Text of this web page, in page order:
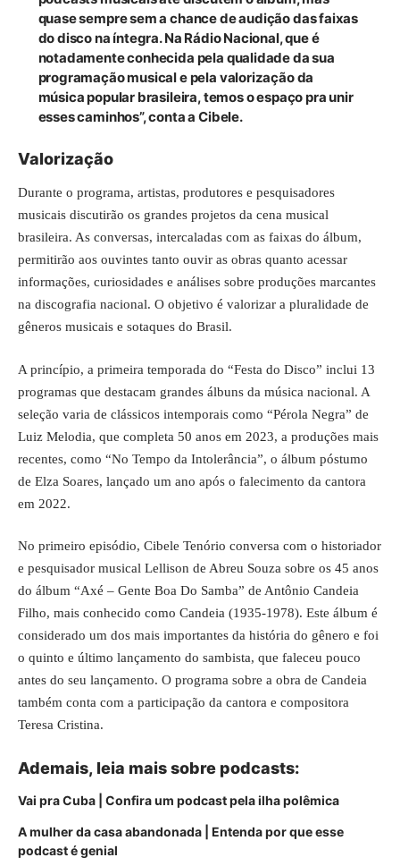
quase sempre sem a chance de audição das faixas
do disco na íntegra. Na Rádio Nacional, que é
notadamente conhecida pela qualidade da sua
programação musical e pela valorização da
música popular brasileira, temos o espaço pra unir
esses caminhos”, conta a Cibele.
Valorização
Durante o programa, artistas, produtores e pesquisadores
musicais discutirão os grandes projetos da cena musical
brasileira. As conversas, intercaladas com as faixas do álbum,
permitirão aos ouvintes tanto ouvir as obras quanto acessar
informações, curiosidades e análises sobre produções marcantes
na discografia nacional. O objetivo é valorizar a pluralidade de
gêneros musicais e sotaques do Brasil.
A princípio, a primeira temporada do “Festa do Disco” inclui 13
programas que destacam grandes álbuns da música nacional. A
seleção varia de clássicos intemporais como “Pérola Negra” de
Luiz Melodia, que completa 50 anos em 2023, a produções mais
recentes, como “No Tempo da Intolerância”, o álbum póstumo
de Elza Soares, lançado um ano após o falecimento da cantora
em 2022.
No primeiro episódio, Cibele Tenório conversa com o historiador
e pesquisador musical Lellison de Abreu Souza sobre os 45 anos
do álbum “Axé – Gente Boa Do Samba” de Antônio Candeia
Filho, mais conhecido como Candeia (1935-1978). Este álbum é
considerado um dos mais importantes da história do gênero e foi
o quinto e último lançamento do sambista, que faleceu pouco
antes do seu lançamento. O programa sobre a obra de Candeia
também conta com a participação da cantora e compositora
Teresa Cristina.
Ademais, leia mais sobre podcasts:
Vai pra Cuba | Confira um podcast pela ilha polêmica
A mulher da casa abandonada | Entenda por que esse
podcast é genial